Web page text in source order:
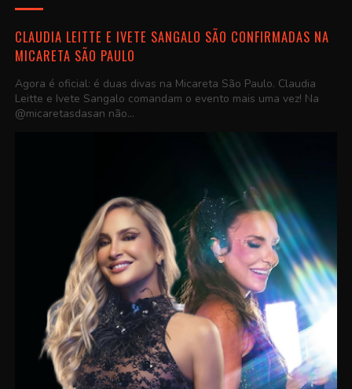
CLAUDIA LEITTE E IVETE SANGALO SÃO CONFIRMADAS NA
MICARETA SÃO PAULO
Agora é oficial: é duas divas na Micareta São Paulo. Claudia
Leitte e Ivete Sangalo comandam o evento mais uma vez! Na
@micaretasdasan não...